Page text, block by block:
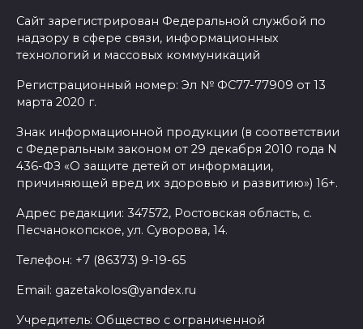
Сайт зарегистрирован Федеральной службой по
надзору в сфере связи, информационных
технологий и массовых коммуникаций
Регистрационный номер: Эл № ФС77-77909 от 13
марта 2020 г.
Знак информационной продукции (в соответствии
с Федеральным законом от 29 декабря 2010 года N
436-ФЗ «О защите детей от информации,
причиняющей вред их здоровью и развитию») 16+.
Адрес редакции: 347572, Ростовская область, с.
Песчанокопское, ул. Суворова, 14.
Телефон: +7 (86373) 9-19-65
Email: gazetakolos@yandex.ru
Учредитель: Общество с ограниченной